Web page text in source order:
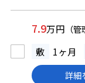
7.9万円 （
敷 1ヶ月
詳細